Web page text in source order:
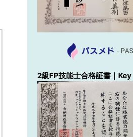
2級FP技能士合格証書｜Key